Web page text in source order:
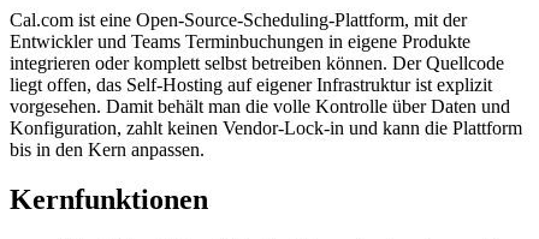
Cal.com ist eine Open-Source-Scheduling-Plattform, mit der
Entwickler und Teams Terminbuchungen in eigene Produkte
integrieren oder komplett selbst betreiben können. Der Quellcode
liegt offen, das Self-Hosting auf eigener Infrastruktur ist explizit
vorgesehen. Damit behält man die volle Kontrolle über Daten und
Konfiguration, zahlt keinen Vendor-Lock-in und kann die Plattform
bis in den Kern anpassen.
Kernfunktionen